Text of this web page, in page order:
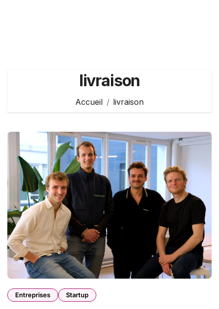
livraison
Accueil livraison
Entreprises Startup